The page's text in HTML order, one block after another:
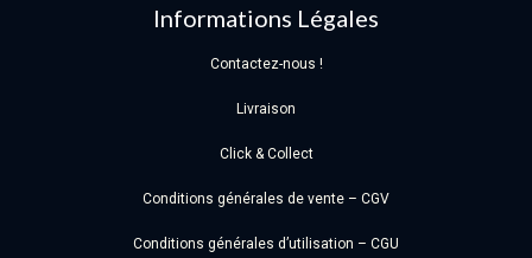
Informations Légales
Contactez-nous !
Livraison
Click & Collect
Conditions générales de vente – CGV
Conditions générales d’utilisation – CGU